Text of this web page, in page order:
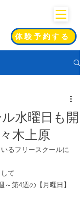
体験予約する
水曜日も開
木上原
るフリースクールに
て
～第4週の【月曜日】